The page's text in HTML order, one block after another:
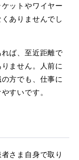
ットやワイヤー
ありませんでし
ば、至近距離で
ません。人前に
方でも、仕事に
すいです。
さま自身で取り